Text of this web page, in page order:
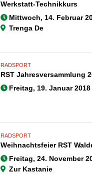
Werkstatt-Technikkurs
Mittwoch, 14. Februar
Trenga De
RADSPORT
RST Jahresversammlung
Freitag, 19. Januar
RADSPORT
Weihnachtsfeier RST
Freitag, 24. November
Zur Kastanie